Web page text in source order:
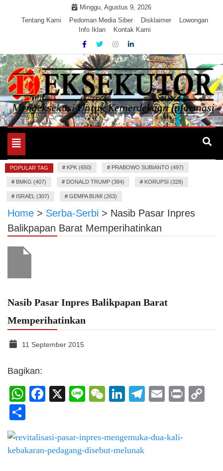
Minggu, Agustus 9, 2026
Tentang Kami
Pedoman Media Siber Disklaimer
Lowongan
Info Iklan
Kontak Kami
EKSEKUTOR
Mengeksekusi Berita Untuk Kemerdekaan dan Keadilan
Toggle
navigation
POPULAR TAG # KPK (650) # PRABOWO SUBIANTO (497)
# BMKG (407) # DONALD TRUMP (384) # KORUPSI (328)
# ISRAEL (307) # GEMPA BUMI (263)
Home > Serba-Serbi > Nasib Pasar Inpres
Balikpapan Barat Memperihatinkan
Nasib Pasar Inpres Balikpapan Barat
Memperihatinkan
11 September 2015
Bagikan:
WhatsApp
Facebook
X LineWeChat
LinkedIn
Telegram
Email
Print